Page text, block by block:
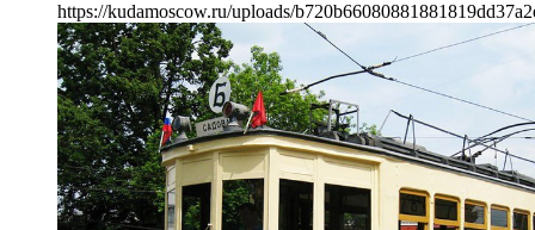
https://kudamoscow.ru/uploads/